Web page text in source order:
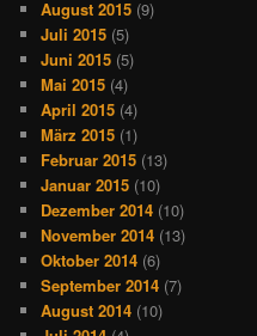
August 2015 (9)
Juli 2015 (5)
Juni 2015 (5)
Mai 2015 (4)
April 2015 (4)
März 2015 (1)
Februar 2015 (13)
Januar 2015 (10)
Dezember 2014 (10)
November 2014 (13)
Oktober 2014 (6)
September 2014 (7)
August 2014 (10)